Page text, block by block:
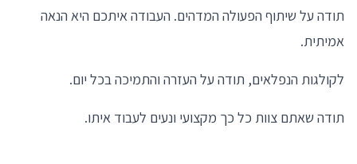
תודה על שיתוף הפעולה המדהים. העבודה איתכם היא הנאה
אמיתית.
לקולגות הנפלאים, תודה על העזרה והתמיכה בכל יום.
תודה שאתם צוות כל כך מקצועי ונעים לעבוד איתו.